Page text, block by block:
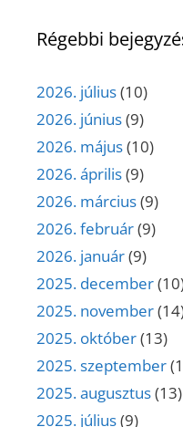
Régebbi
2026. július(10)
2026. június(9)
2026. május(10)
2026. április(9)
2026. március(9)
2026. február(9)
2026. január(9)
2025. december
2025. november
2025. október(13)
2025. szeptember
2025. augusztus(13)
2025. július(9)